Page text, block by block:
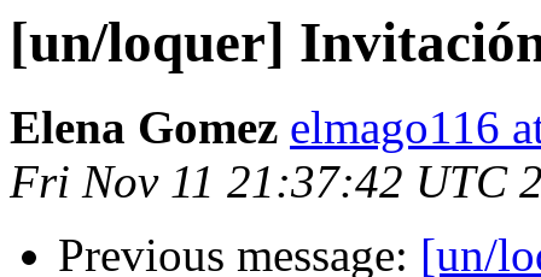
[un/loquer]
Elena Gomez elmago116
Fri Nov 11 21:37:42 UTC
Previous message: [un/